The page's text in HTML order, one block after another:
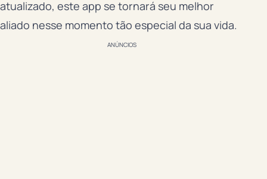
atualizado, este app se tornará seu melhor
aliado nesse momento tão especial da sua vida.
ANÚNCIOS